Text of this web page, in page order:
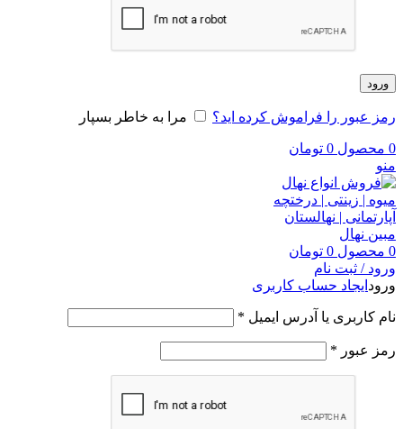
ورود
رمز عبور را فراموش کرده اید؟ مرا به خاطر بسپار
0 محصول 0 تومان
منو
0 محصول 0 تومان
ورود / ثبت نام
ورود ایجاد حساب کاربری
نام کاربری یا آدرس ایمیل *
رمز عبور *